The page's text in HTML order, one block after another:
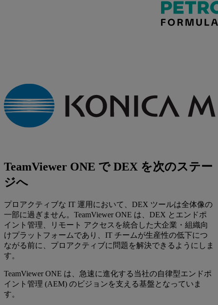
TeamViewer ONE で DEX を次のステー
ジへ
プロアクティブな IT 運用において、DEX ツールは全体像の
一部に過ぎません。TeamViewer ONE は、DEX とエンドポ
イント管理、リモート アクセスを統合した大企業・組織向
けプラットフォームであり、IT チームが生産性の低下につ
ながる前に、プロアクティブに問題を解決できるようにしま
す。
TeamViewer ONE は、急速に進化する当社の自律型エンドポ
イント管理 (AEM) のビジョンを支える基盤となっていま
す。